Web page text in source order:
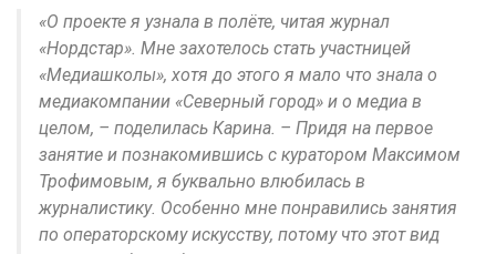
«О проекте я узнала в полёте, читая журнал
«Нордстар». Мне захотелось стать участницей
«Медиашколы», хотя до этого я мало что знала о
медиакомпании «Северный город» и о медиа в
целом, – поделилась Карина. – Придя на первое
занятие и познакомившись с куратором Максимом
Трофимовым, я буквально влюбилась в
журналистику. Особенно мне понравились занятия
по операторскому искусству, потому что этот вид